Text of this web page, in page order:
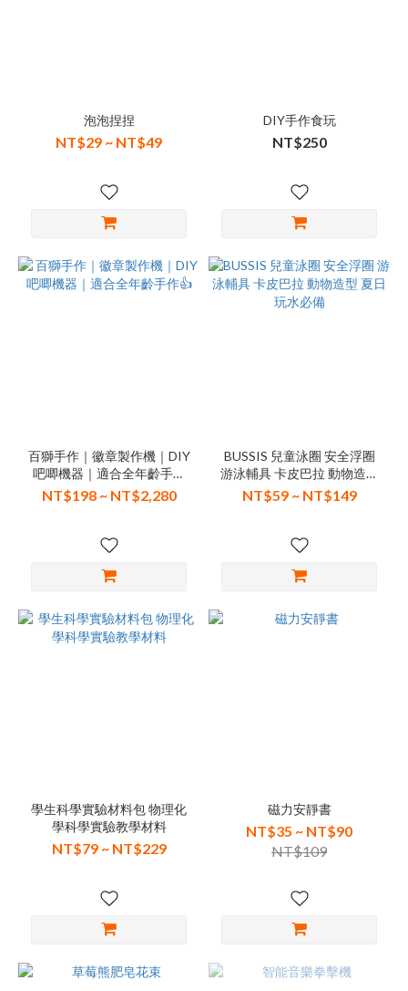
泡泡捏捏
NT$29 ~ NT$49
DIY手作食玩
NT$250
百獅手作｜徽章製作機｜DIY
吧唧機器｜適合全年齡手作
👍
NT$198 ~ NT$2,280
BUSSIS 兒童泳圈 安全浮圈
游泳輔具 卡皮巴拉 動物造型
夏日玩水必備
NT$59 ~ NT$149
學生科學實驗材料包 物理化
學科學實驗教學材料
NT$79 ~ NT$229
磁力安靜書
NT$35 ~ NT$90
NT$109